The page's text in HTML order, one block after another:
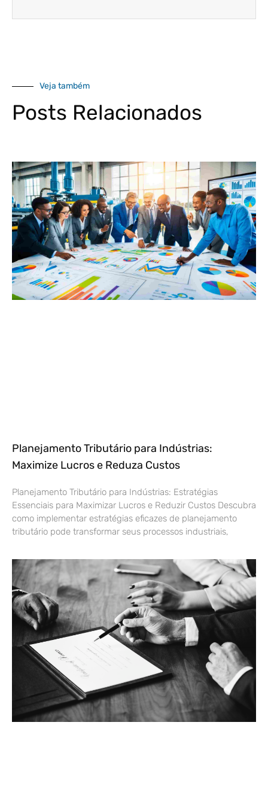
Veja também
Posts Relacionados
Planejamento Tributário para Indústrias:
Maximize Lucros e Reduza Custos
Planejamento Tributário para Indústrias: Estratégias
Essenciais para Maximizar Lucros e Reduzir Custos Descubra
como implementar estratégias eficazes de planejamento
tributário pode transformar seus processos industriais,